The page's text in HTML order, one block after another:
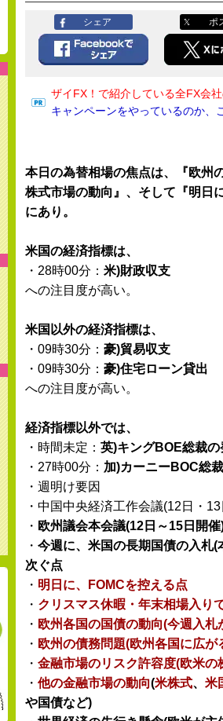
シェア ポ
ザイFX！で紹介している全FX会
キャンペーンをやっているのか、
本日の為替相場の焦点は、『欧州
株式市場の動向』、そして『明日
にあり。
米国の経済指標は、
・28時00分： 米)財政収支
への注目度が高い。
米国以外の経済指標は、
・09時30分： 豪)貿易収支
・09時30分： 豪)住宅ローン貸出
への注目度が高い。
経済指標以外では、
・時間未定： 英)キングBOE総裁の
・27時00分： 加)カーニーBOC総
・週明け要因
・中国中央経済工作会議(12日・
・ 欧州議会本会議(12日～15日開催
・ 今週に、米国の長期国債の入札
次ぐ点
・ 明日に、FOMCを控える点
・ クリスマス休暇・年末相場入り
・ 欧州各国の国債の動向(今週入
・ 欧州の債務問題(欧州各国に広が
・ 金融市場のリスク許容度(欧米の
・ 他の金融市場の動向(米株式、 米
や国債など)